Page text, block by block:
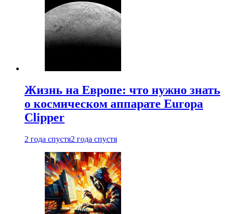
Жизнь на Европе: что нужно знать
о космическом аппарате Europa
Clipper
2 года спустя2 года спустя